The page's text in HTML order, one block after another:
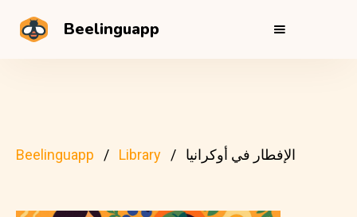
Beelinguapp
Beelinguapp Library الإفطار في أوكرانيا